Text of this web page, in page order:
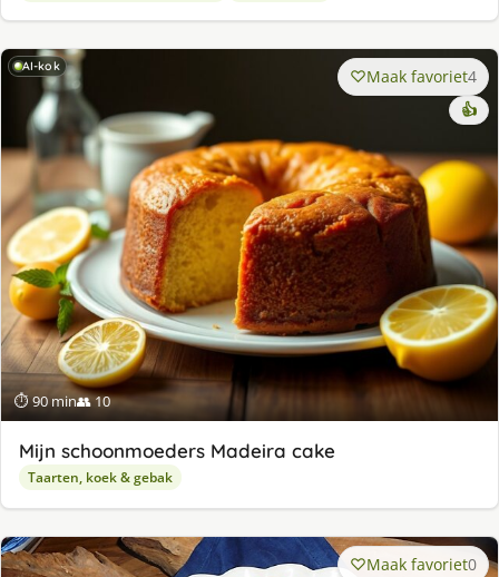
AI-kok
⏱ 90 min👥 10
Maak favoriet4
👍
Mijn schoonmoeders Madeira cake
Taarten, koek & gebak
Maak favoriet0